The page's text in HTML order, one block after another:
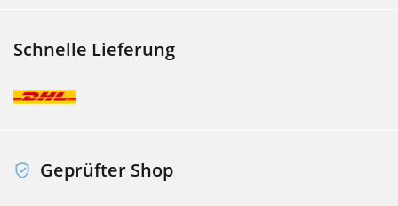
Schnelle Lieferung
Geprüfter Shop